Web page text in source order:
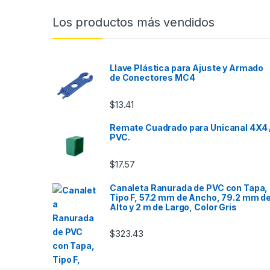
Los productos más vendidos
Llave Plástica para Ajuste y Armado
de Conectores MC4
$13.41
Remate Cuadrado para Unicanal 4X4
PVC.
$17.57
Canaleta Ranurada de PVC con Tapa,
Tipo F, 57.2 mm de Ancho, 79.2 mm
Alto y 2 m de Largo, Color Gris
$323.43